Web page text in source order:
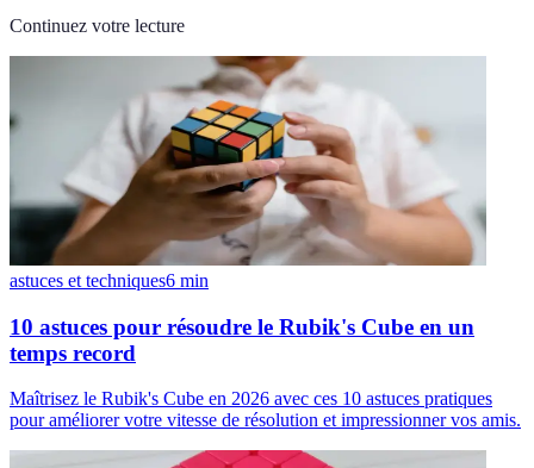
Continuez votre lecture
astuces et techniques6 min
10 astuces pour résoudre le Rubik's Cube en un
temps record
Maîtrisez le Rubik's Cube en 2026 avec ces 10 astuces pratiques
pour améliorer votre vitesse de résolution et impressionner vos amis.